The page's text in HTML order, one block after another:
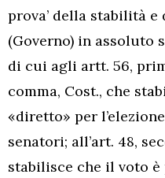
prova’ della stabilità
(Governo) in assoluto
di cui agli artt. 56,
comma, Cost., che
«diretto» per
senatori; all’art. 48,
stabilisce che il voto è